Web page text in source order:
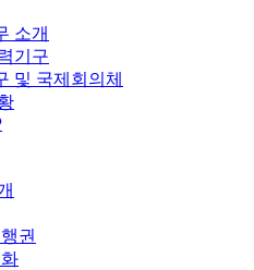
소개
기구
및 국제회의체
권